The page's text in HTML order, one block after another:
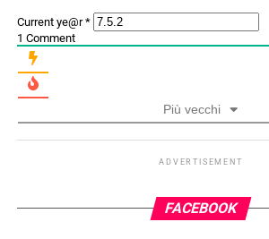
Current ye@r*
1 Comment
Più vecchi
ADVERTISEMENT
FACEBOOK